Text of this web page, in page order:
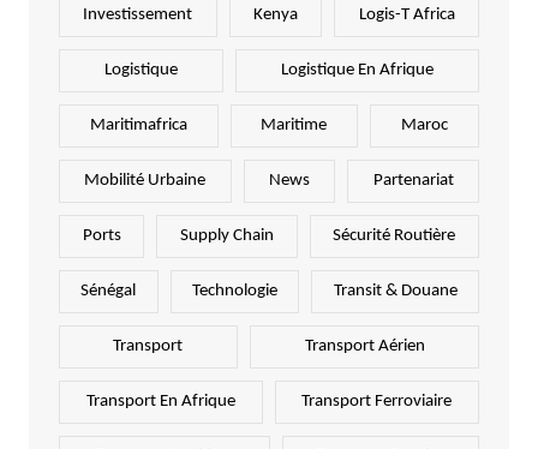
Investissement Kenya Logis-T Africa
Logistique Logistique En Afrique
Maritimafrica Maritime Maroc
Mobilité Urbaine News Partenariat
Ports Supply Chain Sécurité Routière
Sénégal Technologie Transit & Douane
Transport Transport Aérien
Transport En Afrique Transport Ferroviaire